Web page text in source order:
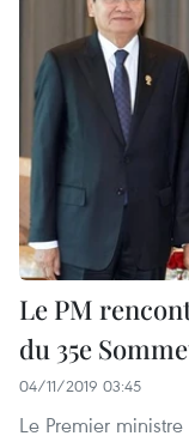
Le PM
du 35e
04/11/2019 03:45
Le Premier